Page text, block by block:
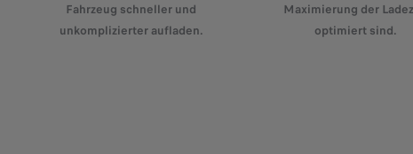
Fahrzeug schneller und
unkomplizierter aufladen.
Maximierung der
optimiert sind.